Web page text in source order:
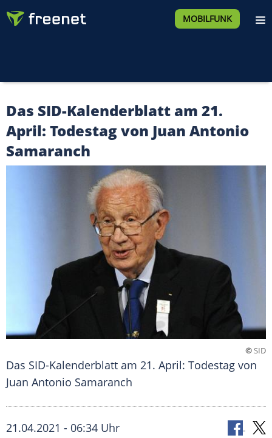
MOBILFUNK
Das SID-Kalenderblatt am 21.
April: Todestag von Juan Antonio
Samaranch
©SID
Das SID-Kalenderblatt am 21. April: Todestag von
Juan Antonio Samaranch
21.04.2021 - 06:34 Uhr